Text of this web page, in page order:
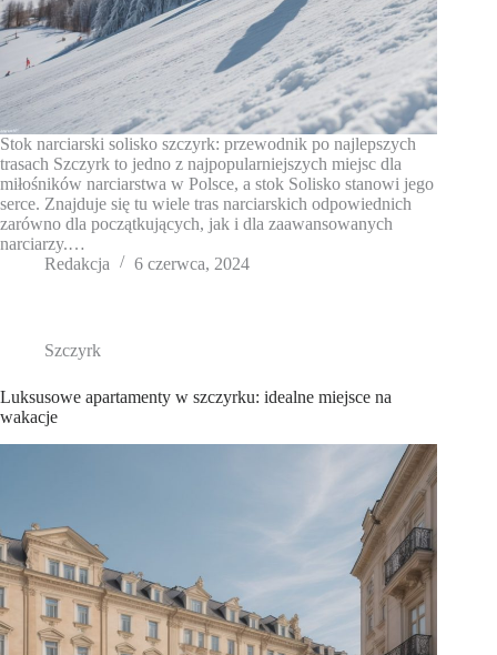
Stok narciarski solisko szczyrk: przewodnik po najlepszych
trasach Szczyrk to jedno z najpopularniejszych miejsc dla
miłośników narciarstwa w Polsce, a stok Solisko stanowi jego
serce. Znajduje się tu wiele tras narciarskich odpowiednich
zarówno dla początkujących, jak i dla zaawansowanych
narciarzy.…
Redakcja
6 czerwca, 2024
Szczyrk
Luksusowe apartamenty w szczyrku: idealne miejsce na
wakacje